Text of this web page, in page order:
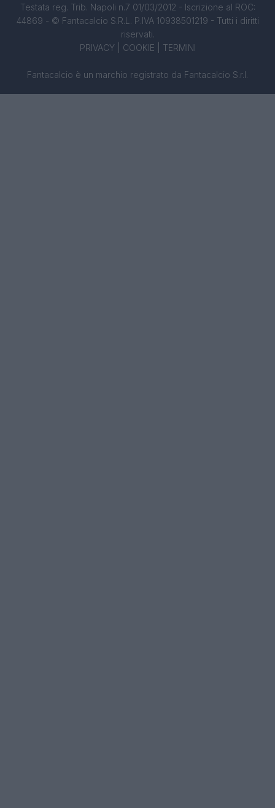
Testata reg. Trib. Napoli n.7 01/03/2012 - Iscrizione al ROC:
44869 - © Fantacalcio S.R.L. P.IVA 10938501219 - Tutti i diritti
riservati.
PRIVACY| COOKIE TERMINI
Fantacalcio è un marchio registrato da Fantacalcio S.r.l.